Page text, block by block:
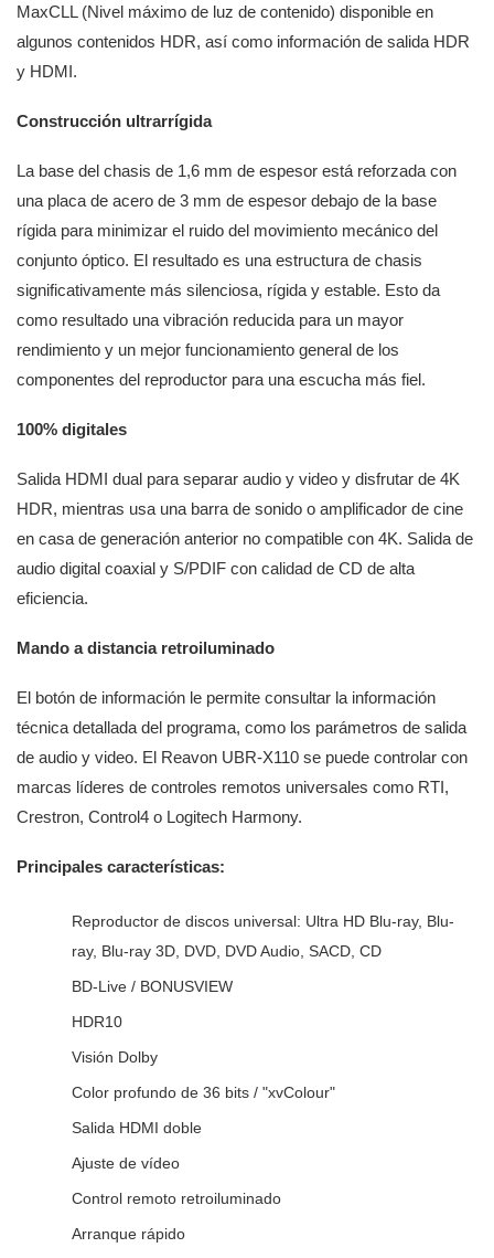
MaxCLL (Nivel máximo de luz de contenido) disponible en
algunos contenidos HDR, así como información de salida HDR
y HDMI.
Construcción ultrarrígida
La base del chasis de 1,6 mm de espesor está reforzada con
una placa de acero de 3 mm de espesor debajo de la base
rígida para minimizar el ruido del movimiento mecánico del
conjunto óptico. El resultado es una estructura de chasis
significativamente más silenciosa, rígida y estable. Esto da
como resultado una vibración reducida para un mayor
rendimiento y un mejor funcionamiento general de los
componentes del reproductor para una escucha más fiel.
100% digitales
Salida HDMI dual para separar audio y video y disfrutar de 4K
HDR, mientras usa una barra de sonido o amplificador de cine
en casa de generación anterior no compatible con 4K. Salida de
audio digital coaxial y S/PDIF con calidad de CD de alta
eficiencia.
Mando a distancia retroiluminado
El botón de información le permite consultar la información
técnica detallada del programa, como los parámetros de salida
de audio y video. El Reavon UBR-X110 se puede controlar con
marcas líderes de controles remotos universales como RTI,
Crestron, Control4 o Logitech Harmony.
Principales características:
Reproductor de discos universal: Ultra HD Blu-ray, Blu-
ray, Blu-ray 3D, DVD, DVD Audio, SACD, CD
BD-Live / BONUSVIEW
HDR10
Visión Dolby
Color profundo de 36 bits / "xvColour"
Salida HDMI doble
Ajuste de vídeo
Control remoto retroiluminado
Arranque rápido